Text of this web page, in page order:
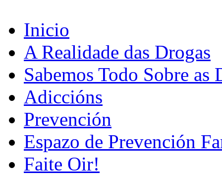
Inicio
A Realidade das Drogas
Sabemos Todo Sobre as
Adiccións
Prevención
Espazo de Prevención
Faite Oir!